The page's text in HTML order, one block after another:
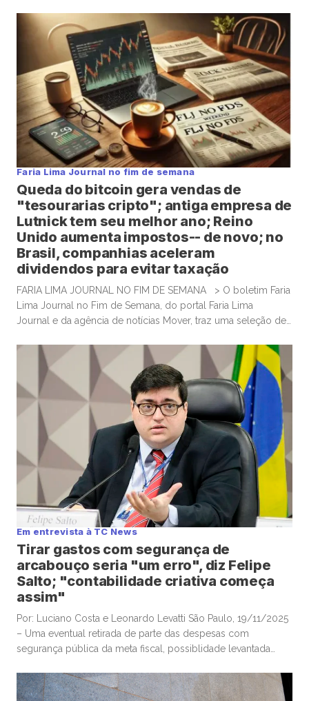
político e colunista do Faria Lima Journal, Leopoldo Vieira.
Na conversa, o diretor da Eurasia fez […]
Faria Lima Journal no fim de semana
Queda do bitcoin gera vendas de
"tesourarias cripto"; antiga empresa de
Lutnick tem seu melhor ano; Reino
Unido aumenta impostos-- de novo; no
Brasil, companhias aceleram
dividendos para evitar taxação
FARIA LIMA JOURNAL NO FIM DE SEMANA > O boletim Faria
Lima Journal no Fim de Semana, do portal Faria Lima
Journal e da agência de notícias Mover, traz uma seleção de
algum tempo no sábado e domingo para leituras mais
aprofundadas de boas histórias e materiais informativos.
Empresas que acumulam bitcoin […]
Em entrevista à TC News
Tirar gastos com segurança de
arcabouço seria "um erro", diz Felipe
Salto; "contabilidade criativa começa
assim"
Por: Luciano Costa e Leonardo Levatti São Paulo, 19/11/2025
– Uma eventual retirada de parte das despesas com
segurança pública da meta fiscal, possiblidade levantada
semana, seria “um erro”, e “desastrosa”, alertou o
economista-chefe e sócio da Warren Investimentos, Felipe